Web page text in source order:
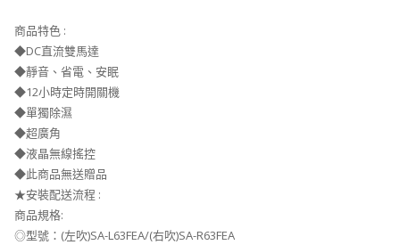
商品特色 :
◆DC直流雙馬達
◆靜音、省電、安眠
◆12小時定時開關機
◆單獨除濕
◆超廣角
◆液晶無線搖控
◆此商品無送贈品
★安裝配送流程 :
商品規格:
◎型號：(左吹)SA-L63FEA/(右吹)SA-R63FEA